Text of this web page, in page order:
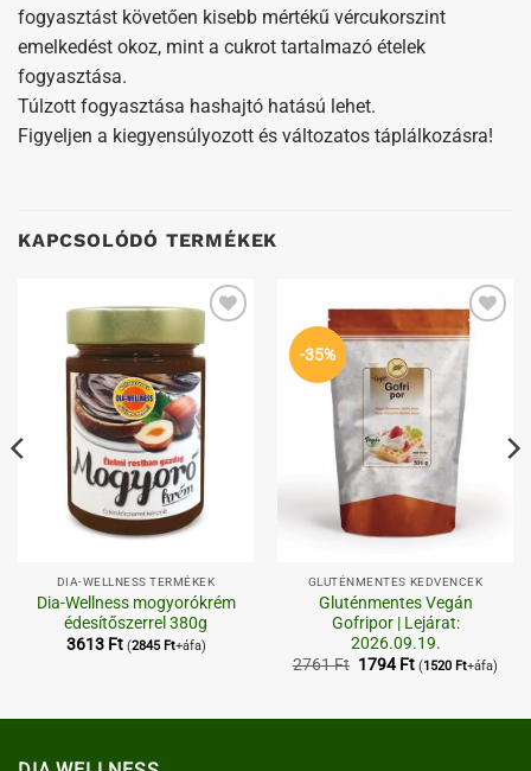
fogyasztást követően kisebb mértékű vércukorszint
emelkedést okoz, mint a cukrot tartalmazó ételek
fogyasztása.
Túlzott fogyasztása hashajtó hatású lehet.
Figyeljen a kiegyensúlyozott és változatos táplálkozásra!
KAPCSOLÓDÓ TERMÉKEK
Kedvenceimhez
DIA-WELLNESS TERMÉKEK
Dia-Wellness mogyorókrém
édesítőszerrel 380g
3613 Ft (2845 Ft+áfa)
-35%
Kedvenceimhez
GLUTÉNMENTES KEDVENCEK
Gluténmentes Vegán
Gofripor | Lejárat:
2026.09.19.
2761Ft Original
1794FtCurrent
price
(1520 Ft+áfa)